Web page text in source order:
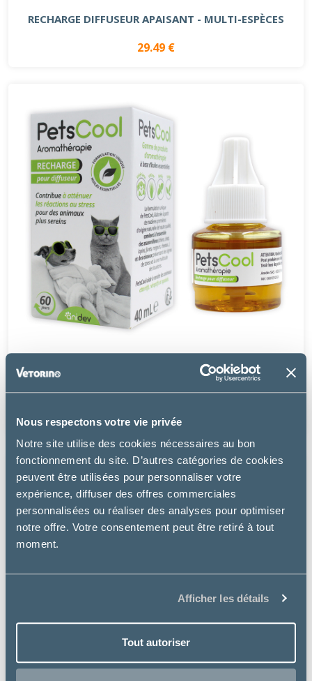
Nous respectons votre vie privée
Notre site utilise des cookies nécessaires au bon
fonctionnement du site. D’autres catégories de cookies
peuvent être utilisées pour personnaliser votre
expérience, diffuser des offres commerciales
personnalisées ou réaliser des analyses pour optimiser
notre offre. Votre consentement peut être retiré à tout
moment.
Afficher les détails
Tout autoriser
RECHARGE DIFFUSEUR APAISANT - MULTI-ESPÈCES
29.49 €
DIFFUSEUR ET RECHARGE
32.49 €